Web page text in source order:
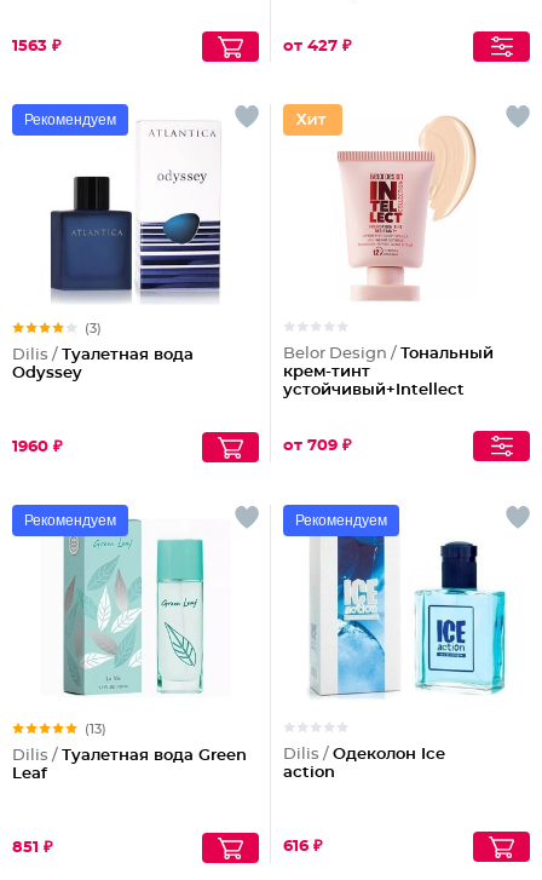
1563 ₽ от 427 ₽
Рекомендуем
(3)
Dilis / Туалетная вода
Odyssey
1960 ₽
Belor Design / Тональный
крем-тинт
устойчивый+Intellect
от 709 ₽
Рекомендуем
(13)
Dilis / Туалетная вода Green
Leaf
851 ₽
Рекомендуем
Dilis / Одеколон Ice
action
616 ₽